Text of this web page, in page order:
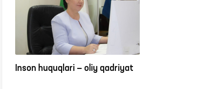
Inson huquqlari — oliy qadriyat